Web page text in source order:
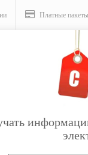
Платные пакеты